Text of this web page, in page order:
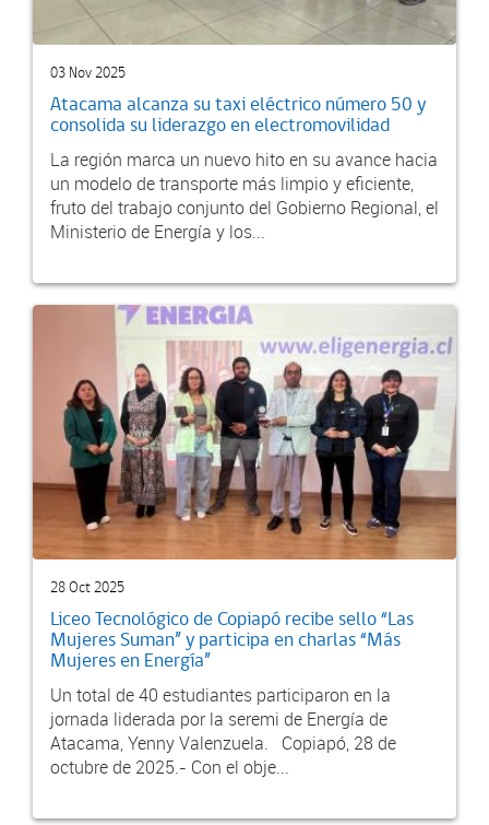
03 Nov 2025
Atacama alcanza su taxi eléctrico número 50 y
consolida su liderazgo en electromovilidad
La región marca un nuevo hito en su avance hacia
un modelo de transporte más limpio y eficiente,
fruto del trabajo conjunto del Gobierno Regional, el
Ministerio de Energía y los...
28 Oct 2025
Liceo Tecnológico de Copiapó recibe sello “Las
Mujeres Suman” y participa en charlas “Más
Mujeres en Energía”
Un total de 40 estudiantes participaron en la
jornada liderada por la seremi de Energía de
Atacama, Yenny Valenzuela. Copiapó, 28 de
octubre de 2025.- Con el obje...